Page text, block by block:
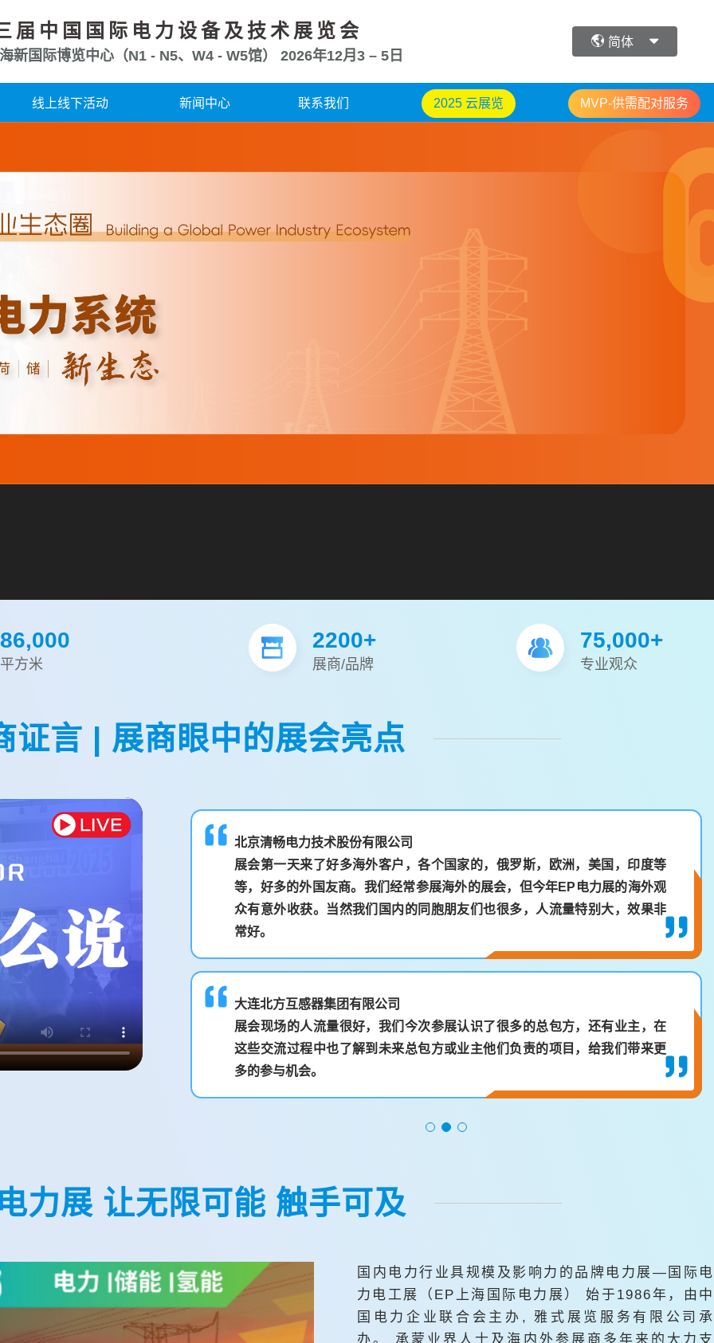
届中国国际电力设备及技术展览会
新国际博览中心（N1 - N5、W4 - W5馆） 2026年12月3 – 5日
简体
线上线下活动 新闻中心 联系我们 2025 云展览 MVP-供需配对服务
86,000
平方米
2200+
展商/品牌
75,000+
专业观众
证言 | 展商眼中的展会亮点
参加EP电力展，感
；展会也越来越走向
北京清畅电力技术股份有限公司
展会第一天来了好多海外客户，各个国家的，俄罗斯，欧洲，美国，印度等
等，好多的外国友商。我们经常参展海外的展会，但今年EP电力展的海外观
众有意外收获。当然我们国内的同胞朋友们也很多，人流量特别大，效果非
常好。
大连北方互感器集团有限公司
展会现场的人流量很好，我们今次参展认识了很多的总包方，还有业主，在
这些交流过程中也了解到未来总包方或业主他们负责的项目，给我们带来更
多的参与机会。
力展 让无限可能 触手可及
国内电力行业具规模及影响力的品牌电力展—国际电
力电工展（EP上海国际电力展） 始于1986年，由中
国电力企业联合会主办, 雅式展览服务有限公司承
办。 承蒙业界人士及海内外参展商多年来的大力支